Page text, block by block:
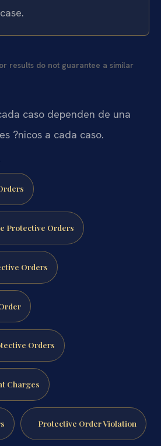
results do not guarantee a similar
caso dependen de una
?nicos a cada caso.
Protective Orders
Orders
Orders
Charges
Protective Order Violation